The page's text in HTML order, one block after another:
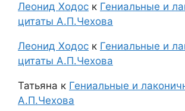
Леонид Ходос к Гениальные и
цитаты А.П.Чехова
Леонид Ходос к Гениальные и
цитаты А.П.Чехова
Татьяна к Гениальные и
А.П.Чехова